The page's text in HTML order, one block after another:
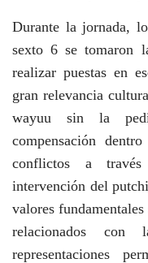
Durante la jornada,
sexto 6 se tomaron
realizar puestas en
gran relevancia
wayuu sin la
compensación
conflictos a
intervención del
valores
relacionados
representaciones